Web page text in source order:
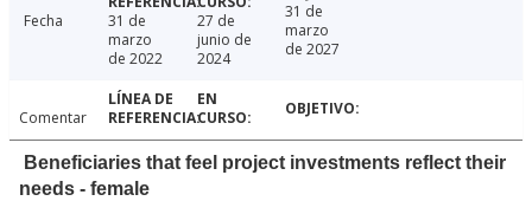
Fecha
31 de
marzo
de 2022
27 de
junio de
2024
31 de
marzo
de 2027
Comentar
Beneficiaries that feel project investments reflect their
needs - female